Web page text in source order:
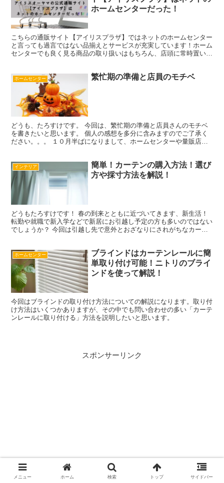
ホームセンターだった！
こちらの通販サイト【アイリスプラザ】ではネットのホームセンター
と言っても過言ではない品揃えとサービスが充実しています！ホーム
センターでも良く見る商品の取り扱いはもちろん、店頭に常時置いて
ホームセンター 繁忙期の準備と店員のモチベ
どうも、たろすけです。 今回は、繁忙期の準備と店員さんのモチベ
を書きたいと思います。 個人の感想を多分に含みますのでご了承く
ださい。。。 １０月半ばになりまして、ホームセンターや量販店で
インテリア
簡単！カーテンの購入方法！選び
方や採寸方法を解説！
どうもたろすけです！ 春の到来とともに近づいてきます、新生活！
転勤や就職で新入学などで新居にお引越し予定の方も多いのではない
でしょうか？ 今回は引越し先で意外とおざなりにされがちなカーテ
ホームセンター
ブラインドはカーテンレールに簡
単取り付け可能！ニトリのブライ
ンドを使って解説！
今回はブラインドの取り付け方法についての解説になります。取り付
け方法はいくつかありますが、その中でも問い合わせの多い「カーテ
ンレールに取り付ける」方法を説明したいと思います。
スポンサーリンク
メニュー ホーム 検索 トップ サイドバー